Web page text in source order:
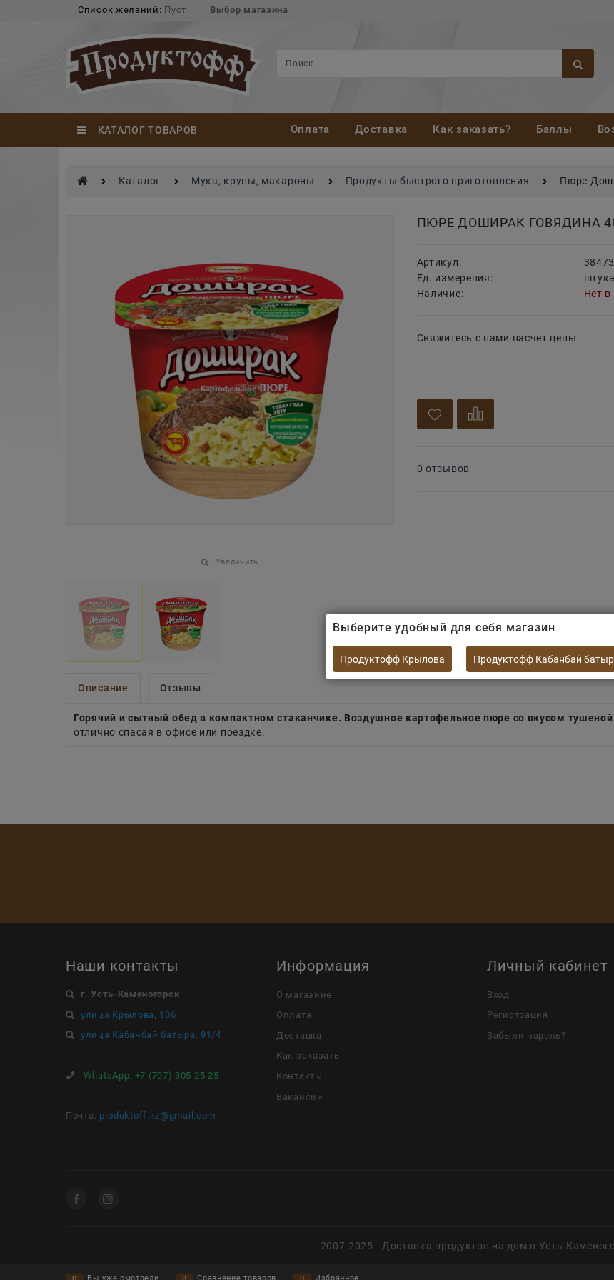
Список желаний: Пуст Выбор магазина
КАТАЛОГ ТОВАРОВ Оплата Доставка Как заказать? Баллы
Каталог Мука, крупы, макароны Продукты быстрого приготовления Пюре
Увеличить
ПЮРЕ ДОШИРАК ГОВЯДИНА
Артикул:
38473
Ед. измерения:
штука
Наличие:
Нет в
Свяжитесь с нами насчет цены
0 отзывов
Описание Отзывы
Горячий и сытный обед в компактном стаканчике. Воздушное картофельное пюре со вкусом
отлично спасая в офисе или поездке.
Наши контакты
г. Усть-Каменогорск
улица Крылова, 106
улица Кабанбай батыра, 91/4
WhatsApp: +7 (707) 305 25 25
Почта: produktoff.kz@gmail.com
Информация
О магазине
Оплата
Доставка
Как заказать
Контакты
Вакансии
Личный кабинет
Вход
Регистрация
Забыли пароль?
2007-2025 - Доставка продуктов на дом в Усть-
Выберите удобный для себя магазин
Продуктофф Крылова Продуктофф Кабанбай